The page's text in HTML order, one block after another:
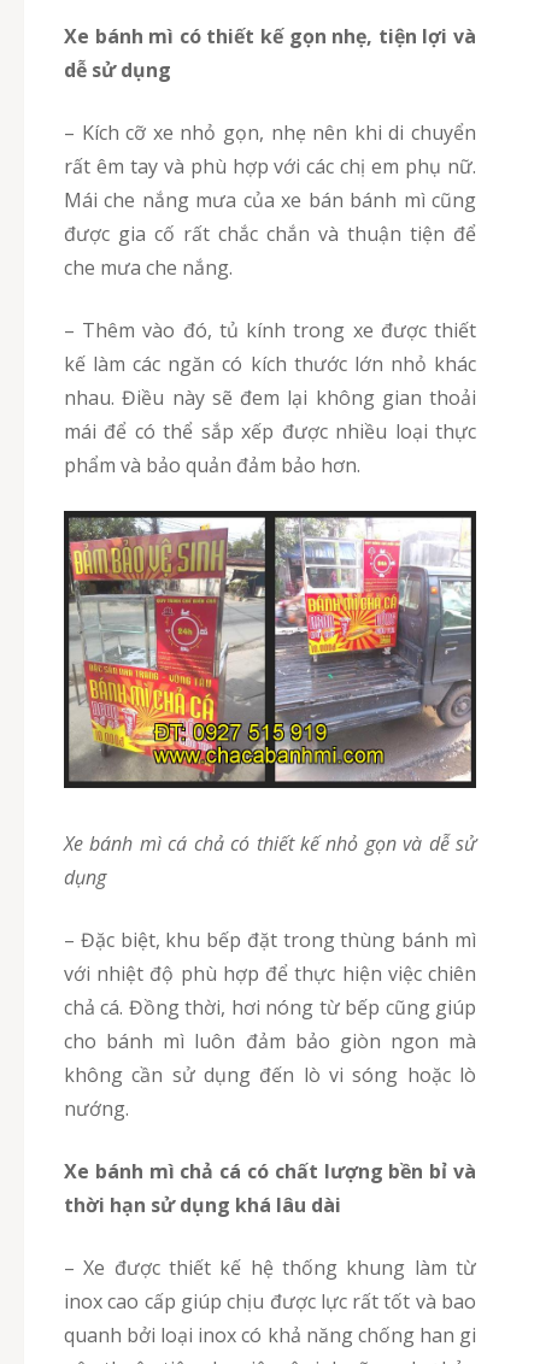
Xe bánh mì có thiết kế gọn nhẹ, tiện lợi và
dễ sử dụng
– Kích cỡ xe nhỏ gọn, nhẹ nên khi di chuyển
rất êm tay và phù hợp với các chị em phụ nữ.
Mái che nắng mưa của xe bán bánh mì cũng
được gia cố rất chắc chắn và thuận tiện để
che mưa che nắng.
– Thêm vào đó, tủ kính trong xe được thiết
kế làm các ngăn có kích thước lớn nhỏ khác
nhau. Điều này sẽ đem lại không gian thoải
mái để có thể sắp xếp được nhiều loại thực
phẩm và bảo quản đảm bảo hơn.
Xe bánh mì cá chả có thiết kế nhỏ gọn và dễ sử
dụng
– Đặc biệt, khu bếp đặt trong thùng bánh mì
với nhiệt độ phù hợp để thực hiện việc chiên
chả cá. Đồng thời, hơi nóng từ bếp cũng giúp
cho bánh mì luôn đảm bảo giòn ngon mà
không cần sử dụng đến lò vi sóng hoặc lò
nướng.
Xe bánh mì chả cá có chất lượng bền bỉ và
thời hạn sử dụng khá lâu dài
– Xe được thiết kế hệ thống khung làm từ
inox cao cấp giúp chịu được lực rất tốt và bao
quanh bởi loại inox có khả năng chống han gi